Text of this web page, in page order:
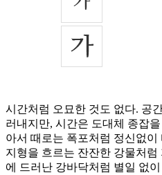
시간처럼 오묘한 것도 없다. 공
러내지만, 시간은 도대체 종잡
아서 때로는 폭포처럼 정신없
지형을 흐르는 잔잔한 강물처
에 드러난 강바닥처럼 별일 없